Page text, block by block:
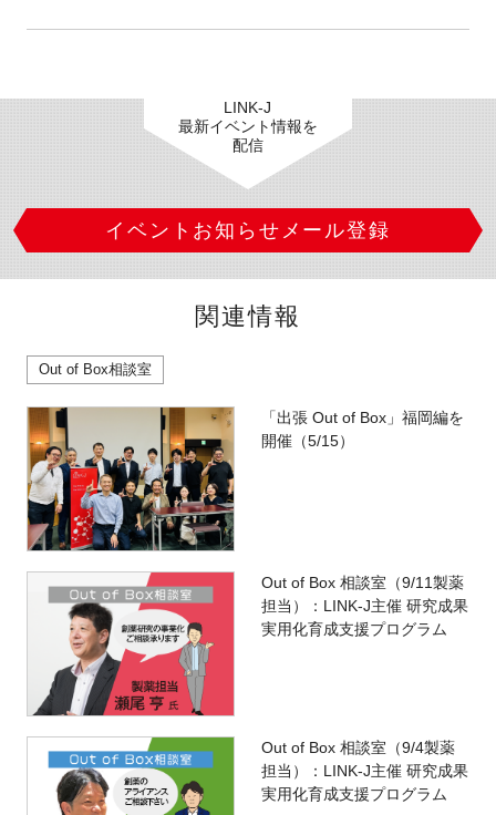
LINK-J
最新イベント情報を
配信
イベントお知らせメール登録
関連情報
Out of Box相談室
「出張 Out of Box」福岡編を
開催（5/15）
Out of Box 相談室（9/11製薬
担当）：LINK-J主催 研究成果
実用化育成支援プログラム
Out of Box 相談室（9/4製薬
担当）：LINK-J主催 研究成果
実用化育成支援プログラム